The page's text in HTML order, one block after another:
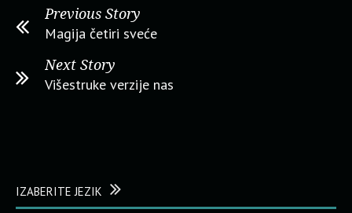
Previous Story
Magija četiri sveće
Next Story
Višestruke verzije nas
IZABERITE JEZIK